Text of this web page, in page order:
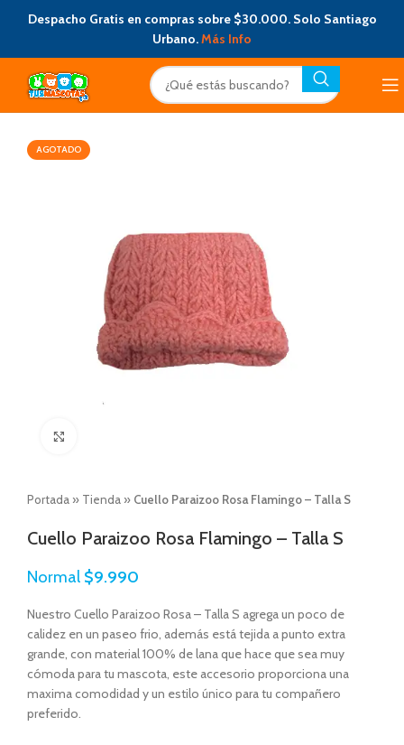
Despacho Gratis en compras sobre $30.000. Solo Santiago
Urbano.Más Info
AGOTADO
Portada » Tienda » Cuello Paraizoo Rosa Flamingo – Talla S
Cuello Paraizoo Rosa Flamingo – Talla S
Normal $9.990
Nuestro Cuello Paraizoo Rosa – Talla S agrega un poco de
calidez en un paseo frio, además está tejida a punto extra
grande, con material 100% de lana que hace que sea muy
cómoda para tu mascota, este accesorio proporciona una
maxima comodidad y un estilo único para tu compañero
preferido.